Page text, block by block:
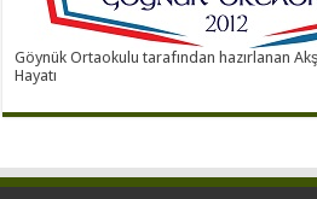
Göynük Ortaokulu tarafından hazırlanan
Hayatı